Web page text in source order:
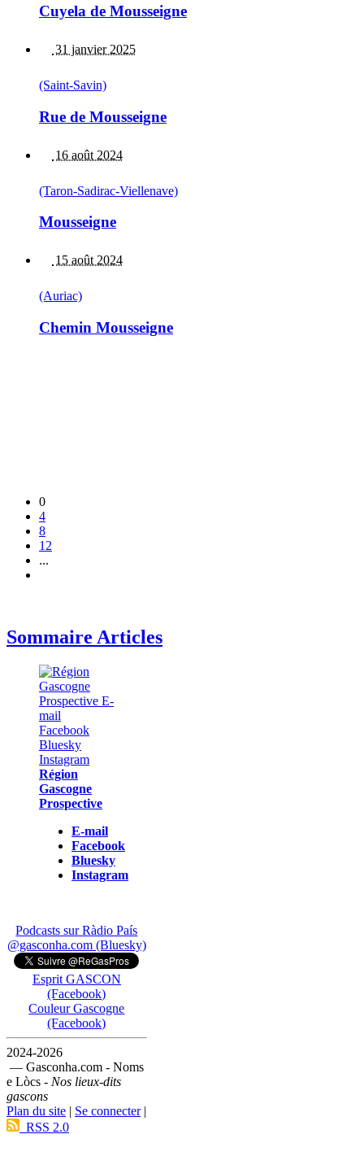
Cuyela de Mousseigne
31 janvier 2025
(Saint-Savin)
Rue de Mousseigne
16 août 2024
(Taron-Sadirac-Viellenave)
Mousseigne
15 août 2024
(Auriac)
Chemin Mousseigne
0
4
8
12
...
Sommaire Articles
Région
Gascogne
Prospective
E-mail
Facebook
Bluesky
Instagram
Podcasts sur Ràdio País
@gasconha.com (Bluesky)
Esprit GASCON
(Facebook)
Couleur Gascogne
(Facebook)
2024-2026
— Gasconha.com - Noms
e Lòcs - Nos lieux-dits
gascons
Plan du site | Se connecter|
RSS 2.0